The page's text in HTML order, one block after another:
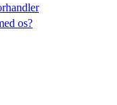
os?